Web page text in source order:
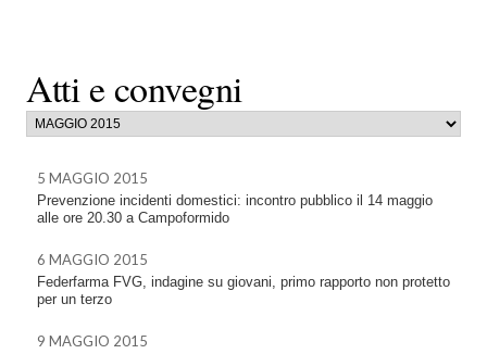
Atti e convegni
5 MAGGIO 2015
Prevenzione incidenti domestici: incontro pubblico il 14 maggio
alle ore 20.30 a Campoformido
6 MAGGIO 2015
Federfarma FVG, indagine su giovani, primo rapporto non protetto
per un terzo
9 MAGGIO 2015